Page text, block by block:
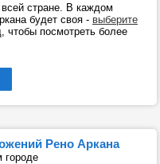
стране. В каждом
будет своя - выберите
чтобы посмотреть более
Рено Аркана
городе